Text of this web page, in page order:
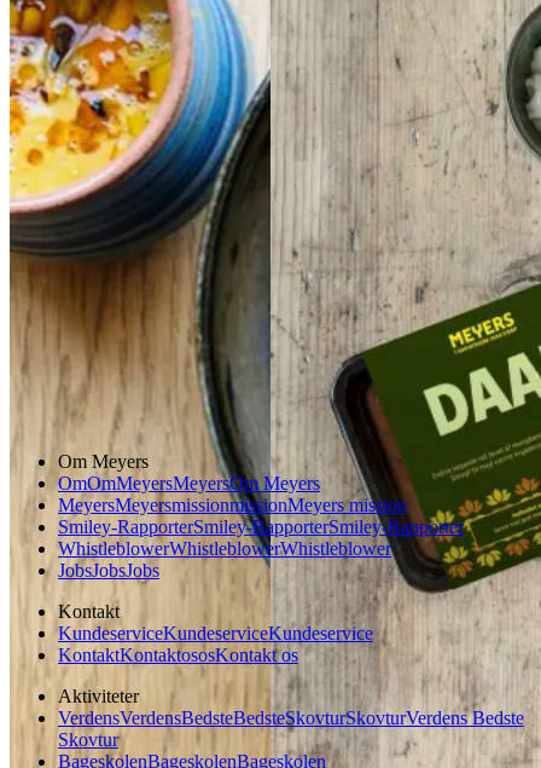
CremetCremet
muslingesuppe musli
ngesuppe medmed
majsmajs
Gem opskrift
Aftensmad
Indisk Indisk
daal
daal
Gem opskrift
Aftensmad
Glutenfri
Vegetarisk
Vegansk
Om Meyers
OmOmMeyersMeyersOm Meyers
MeyersMeyersmissionmissionMeyers mission
Smiley-RapporterSmiley-RapporterSmiley-Rapporter
WhistleblowerWhistleblowerWhistleblower
JobsJobsJobs
Kontakt
KundeserviceKundeserviceKundeservice
KontaktKontaktososKontakt os
Aktiviteter
VerdensVerdensBedsteBedsteSkovturSkovturVerdens Bedste
Skovtur
BageskolenBageskolenBageskolen